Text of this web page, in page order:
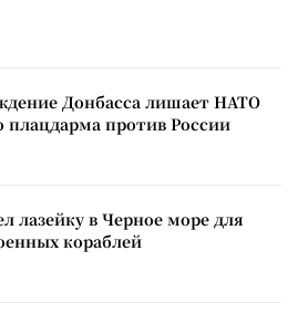
Донбасса лишает НАТО
плацдарма против России
лазейку в Черное море для
кораблей